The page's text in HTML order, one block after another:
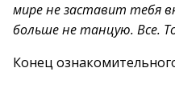
мире не заставит тебя
больше не танцую. Все.
Конец